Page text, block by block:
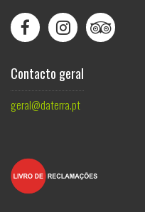
  
Contacto geral
geral@daterra.pt